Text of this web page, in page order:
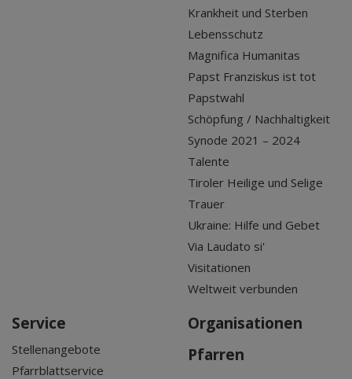
Krankheit und Sterben
Lebensschutz
Magnifica Humanitas
Papst Franziskus ist tot
Papstwahl
Schöpfung / Nachhaltigkeit
Synode 2021 – 2024
Talente
Tiroler Heilige und Selige
Trauer
Ukraine: Hilfe und Gebet
Via Laudato si'
Visitationen
Weltweit verbunden
Service
Stellenangebote
Pfarrblattservice
Organisationen
Pfarren